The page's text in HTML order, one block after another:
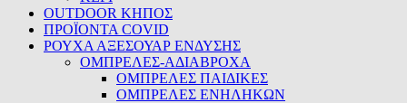
OUTDOOR ΚΗΠΟΣ
ΠΡΟΪΟΝΤΑ COVID
ΡΟΥΧΑ ΑΞΕΣΟΥΑΡ ΕΝΔΥΣΗΣ
ΟΜΠΡΕΛΕΣ-ΑΔΙΑΒΡΟΧΑ
ΟΜΠΡΕΛΕΣ ΠΑΙΔΙΚΕΣ
ΟΜΠΡΕΛΕΣ ΕΝΗΛΗΚΩΝ